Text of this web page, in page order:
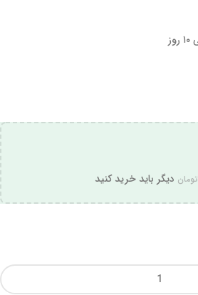
تومان دیگر باید خرید کنید